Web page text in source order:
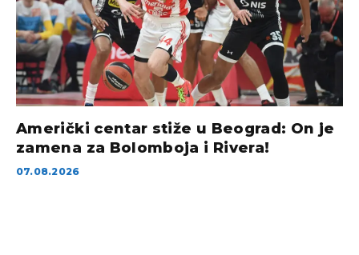
Američki centar stiže u Beograd: On je
zamena za Bolomboja i Rivera!
07.08.2026